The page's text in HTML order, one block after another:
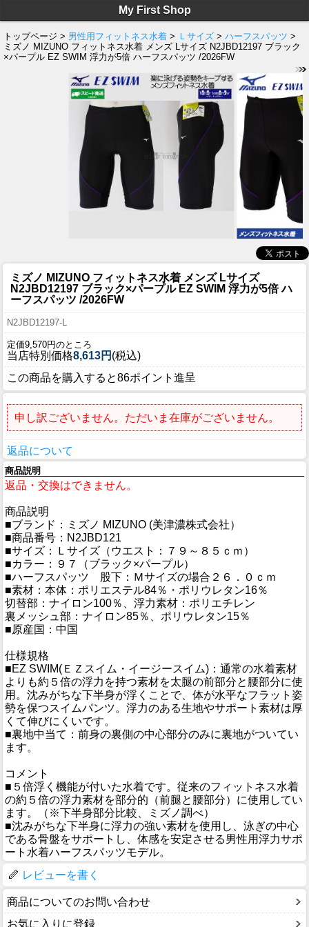
My First Shop
トップページ > 男性用フィットネス水着 > Ｌサイズ > ハーフスパッツ >
ミズノ MIZUNO フィットネス水着 メンズ Lサイズ N2JBD12197 ブラック
×パープル EZ SWIM 浮力が5倍 ハーフスパッツ /2026FW
ミズノ MIZUNO フィットネス水着 メンズ Lサイズ
N2JBD12197 ブラック×パープル EZ SWIM 浮力が5倍 ハ
ーフスパッツ /2026FW
N2JBD12197-L
定価9,570円のところ
当店特別価格8,613円 (税込)
この商品を購入すると86ポイント進呈
申し訳ございません。ただいま在庫がございません。
返品について
商品説明
返品・交換はできません。
商品説明
■ブランド：ミズノ MIZUNO (美津濃株式会社）
■商品番号：N2JBD121
■サイズ：Ｌサイズ（ウエスト：７９～８５ｃｍ）
■カラー：９７（ブラック×パープル）
■ハーフスパッツ 股下：Ｍサイズの場合２６．０ｃｍ
■素材：本体：ポリエステル84％・ポリウレタン16％
切替部：ナイロン100％、浮力素材：ポリエチレン
裏メッシュ部：ナイロン85％、ポリウレタン15％
■原産国：中国
仕様規格
■EZ SWIM(ＥＺスイム・イージースイム)：通常の水着素材
よりも約５倍の浮力を持つ素材を太腿の前部分と腰部分に使
用。沈みがちな下半身が浮くことで、体が水平なフラット姿
勢を保つスイムパンツ。浮力のある生地やサポート素材は厚
くて伸びにくいです。
■裏地中当て：前身の裏側の中心部分のみに裏地がついてい
ます。
コメント
■５倍浮く機能が付いた水着です。従来のフィットネス水着
の約５倍の浮力素材を部分的（前腿と腰部分）に使用してい
ます。（※下半身部分比較、ミズノ調べ）
■沈みがちな下半身に浮力の強い素材を使用し、泳ぎの中心
である骨盤をサポートし、体感を安定させる男性用浮力サポ
ート水着ハーフスパッツモデル。
レビューを書く
商品についてのお問い合わせ
お気に入りに登録